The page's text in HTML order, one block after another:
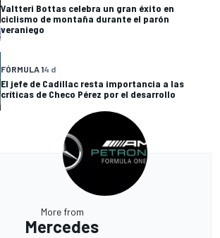
Valtteri Bottas celebra un gran éxito en
ciclismo de montaña durante el parón
veraniego
FÓRMULA 14 d
El jefe de Cadillac resta importancia a las
críticas de Checo Pérez por el desarrollo
More from
Mercedes